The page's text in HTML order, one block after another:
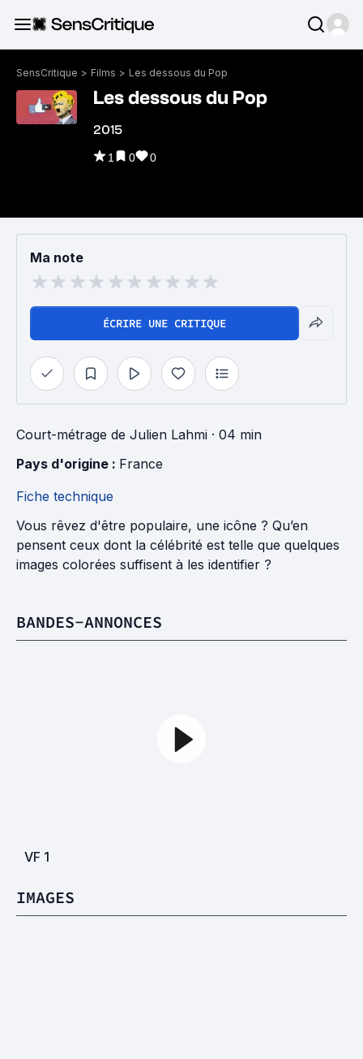
SensCritique > Films > Les dessous du Pop
Les dessous du Pop
2015
1 0 0
Ma note
ÉCRIRE UNE CRITIQUE
Court-métrage de Julien Lahmi · 04 min
Pays d'origine : France
Fiche technique
Vous rêvez d'être populaire, une icône ? Qu’en
pensent ceux dont la célébrité est telle que quelques
images colorées suffisent à les identifier ?
BANDES-ANNONCES
VF 1
IMAGES